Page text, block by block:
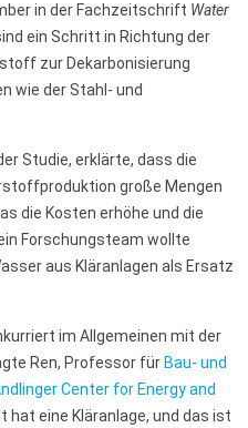
in der Fachzeitschrift Water
ein Schritt in Richtung der
zur Dekarbonisierung
wie der Stahl- und
Studie, erklärte, dass die
große Mengen
die Kosten erhöhe und die
Forschungsteam wollte
aus Kläranlagen als Ersatz
im Allgemeinen mit der
Ren, Professor für Bau- und
Center for Energy and
hat eine Kläranlage, und das ist